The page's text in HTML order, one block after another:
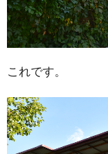
これです。